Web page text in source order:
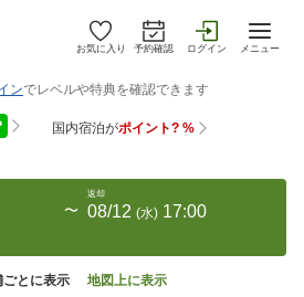
お気に入り 予約確認 ログイン メニュー
〜
返却
08/12 (水) 17:00
ごとに表示 地図上に表示